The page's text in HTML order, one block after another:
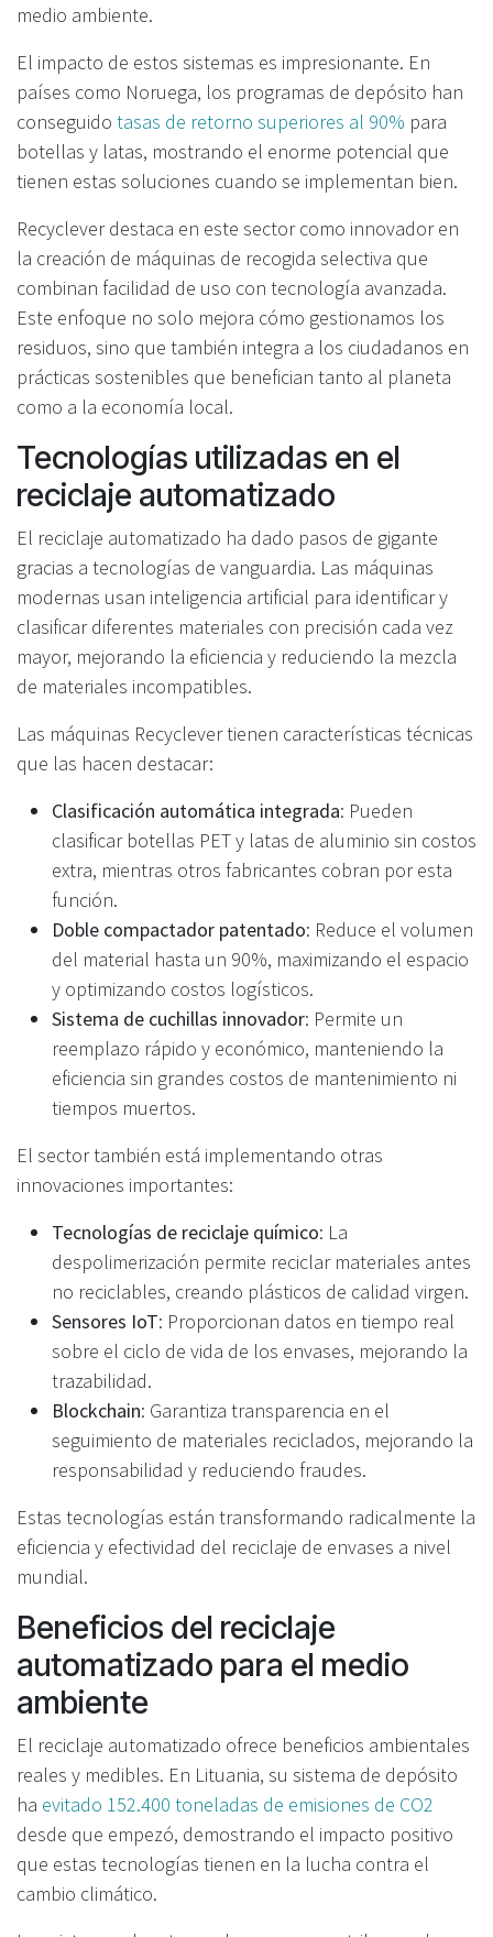
medio ambiente.
El impacto de estos sistemas es impresionante. En
países como Noruega, los programas de depósito han
conseguido tasas de retorno superiores al 90% para
botellas y latas, mostrando el enorme potencial que
tienen estas soluciones cuando se implementan bien.
Recyclever destaca en este sector como innovador en
la creación de máquinas de recogida selectiva que
combinan facilidad de uso con tecnología avanzada.
Este enfoque no solo mejora cómo gestionamos los
residuos, sino que también integra a los ciudadanos en
prácticas sostenibles que benefician tanto al planeta
como a la economía local.
Tecnologías utilizadas en el
reciclaje automatizado
El reciclaje automatizado ha dado pasos de gigante
gracias a tecnologías de vanguardia. Las máquinas
modernas usan inteligencia artificial para identificar y
clasificar diferentes materiales con precisión cada vez
mayor, mejorando la eficiencia y reduciendo la mezcla
de materiales incompatibles.
Las máquinas Recyclever tienen características técnicas
que las hacen destacar:
Clasificación automática integrada: Pueden
clasificar botellas PET y latas de aluminio sin costos
extra, mientras otros fabricantes cobran por esta
función.
Doble compactador patentado: Reduce el volumen
del material hasta un 90%, maximizando el espacio
y optimizando costos logísticos.
Sistema de cuchillas innovador: Permite un
reemplazo rápido y económico, manteniendo la
eficiencia sin grandes costos de mantenimiento ni
tiempos muertos.
El sector también está implementando otras
innovaciones importantes:
Tecnologías de reciclaje químico: La
despolimerización permite reciclar materiales antes
no reciclables, creando plásticos de calidad virgen.
Sensores IoT: Proporcionan datos en tiempo real
sobre el ciclo de vida de los envases, mejorando la
trazabilidad.
Blockchain: Garantiza transparencia en el
seguimiento de materiales reciclados, mejorando la
responsabilidad y reduciendo fraudes.
Estas tecnologías están transformando radicalmente la
eficiencia y efectividad del reciclaje de envases a nivel
mundial.
Beneficios del reciclaje
automatizado para el medio
ambiente
El reciclaje automatizado ofrece beneficios ambientales
reales y medibles. En Lituania, su sistema de depósito
ha evitado 152.400 toneladas de emisiones de CO2
desde que empezó, demostrando el impacto positivo
que estas tecnologías tienen en la lucha contra el
cambio climático.